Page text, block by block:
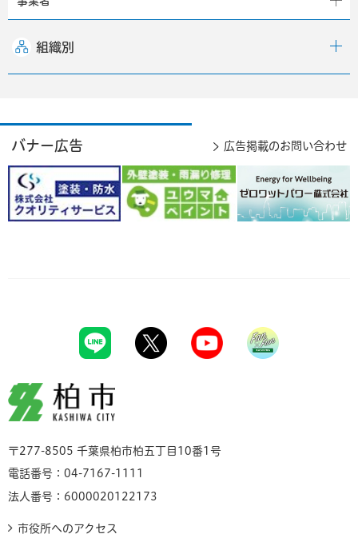
組織別
バナー広告 広告掲載のお問い合わせ
柏市
〒277-8505 千葉県柏市柏五丁目10番1号
電話番号：04-7167-1111
法人番号：6000020122173
市役所へのアクセス